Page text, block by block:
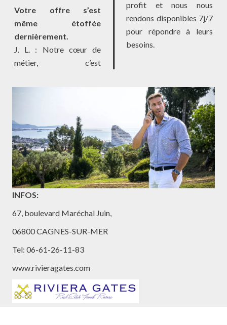
Votre offre s’est
même étoffée
dernièrement.
J. L. : Notre cœur de
métier, c’est
profit et nous nous
rendons disponibles 7j/7
pour répondre à leurs
besoins.
INFOS:
67, boulevard Maréchal Juin,
06800 CAGNES-SUR-MER
Tel: 06-61-26-11-83
www.rivieragates.com